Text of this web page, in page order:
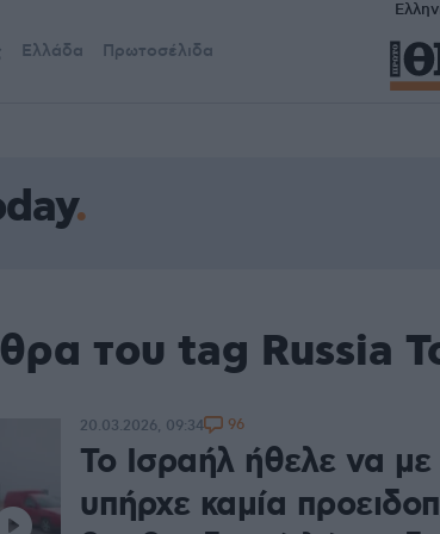
Ελλάδα Πρωτοσέλιδα
του tag Russia
Το Ισραήλ ήθελε να
υπήρχε καμία
20.03.2026, 09:34 96